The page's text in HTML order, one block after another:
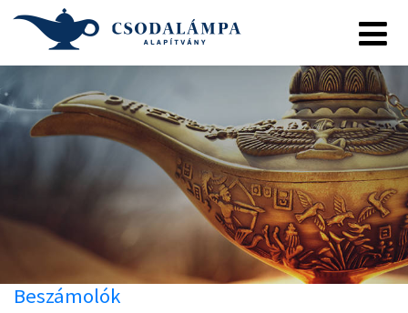
Beszámolók